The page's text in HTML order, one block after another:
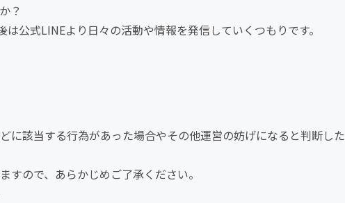
？
公式LINEより日々の活動や情報を発信していくつもりです。
に該当する行為があった場合やその他運営の妨げになると判断した
すので、あらかじめご了承ください。